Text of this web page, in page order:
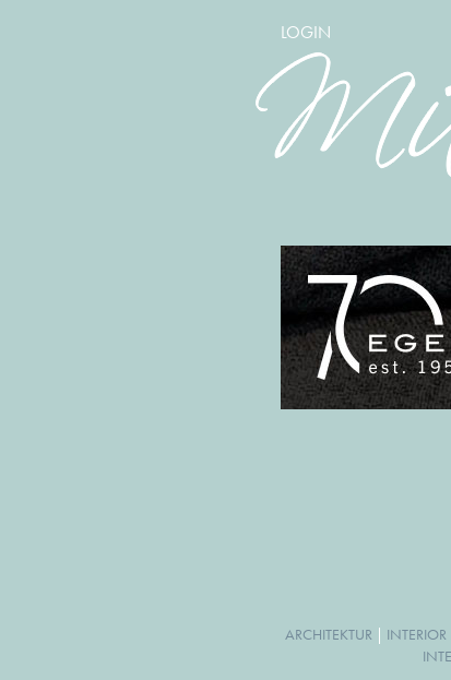
LOGIN
ARCHITEKTUR |